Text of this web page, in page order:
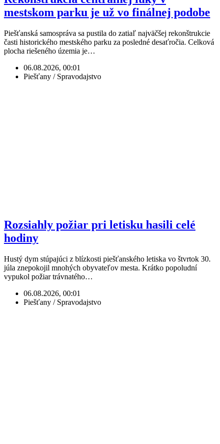
mestskom parku je už vo finálnej podobe
Piešťanská samospráva sa pustila do zatiaľ najväčšej rekonštrukcie
časti historického mestského parku za posledné desaťročia. Celková
plocha riešeného územia je…
06.08.2026, 00:01
Piešťany / Spravodajstvo
Rozsiahly požiar pri letisku hasili celé
hodiny
Hustý dym stúpajúci z blízkosti piešťanského letiska vo štvrtok 30.
júla znepokojil mnohých obyvateľov mesta. Krátko popoludní
vypukol požiar trávnatého…
06.08.2026, 00:01
Piešťany / Spravodajstvo